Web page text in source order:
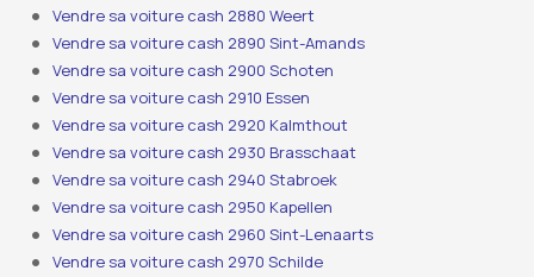
Vendre sa voiture cash 2880 Weert
Vendre sa voiture cash 2890 Sint-Amands
Vendre sa voiture cash 2900 Schoten
Vendre sa voiture cash 2910 Essen
Vendre sa voiture cash 2920 Kalmthout
Vendre sa voiture cash 2930 Brasschaat
Vendre sa voiture cash 2940 Stabroek
Vendre sa voiture cash 2950 Kapellen
Vendre sa voiture cash 2960 Sint-Lenaarts
Vendre sa voiture cash 2970 Schilde